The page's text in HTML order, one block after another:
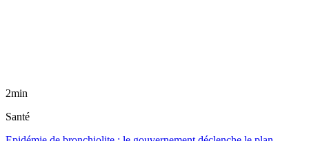
2min
Santé